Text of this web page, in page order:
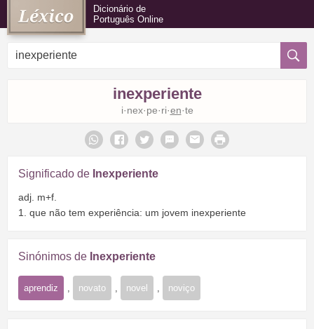
Dicionário de
Português Online
inexperiente
i·nex·pe·ri·en·te
Significado de Inexperiente
adj. m+f.
1. que não tem experiência: um jovem inexperiente
Sinónimos de Inexperiente
aprendiz novato novel noviço